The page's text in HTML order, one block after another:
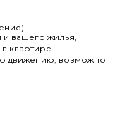
вашего жилья,
в квартире.
движению, возможно